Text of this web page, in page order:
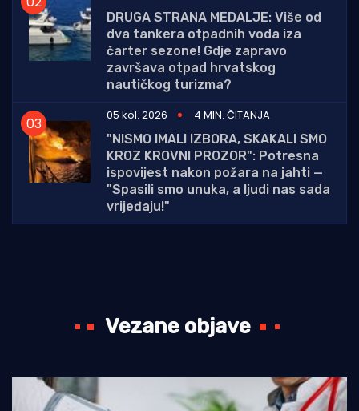
DRUGA STRANA MEDALJE: Više od
dva tankera otpadnih voda iza
čarter sezone! Gdje zapravo
završava otpad hrvatskog
nautičkog turizma?
05 kol. 2026
4 MIN. ČITANJA
"NISMO IMALI IZBORA, SKAKALI SMO
KROZ KROVNI PROZOR": Potresna
ispovijest nakon požara na jahti —
"Spasili smo unuka, a ljudi nas sada
vrijeđaju!"
Vezane objave